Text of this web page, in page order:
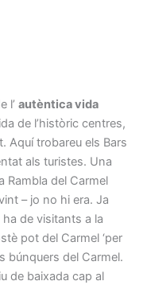
l’ autèntica vida
de l’històric centres,
Aquí trobareu els Bars
als turistes. Una
Rambla del Carmel
– jo no hi era. Ja
de visitants a la
pot del Carmel ‘per
búnquers del Carmel.
de baixada cap al